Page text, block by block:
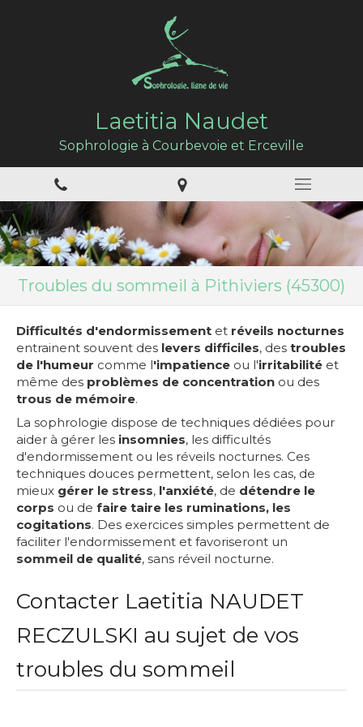
Laetitia Naudet
Sophrologie à Courbevoie et Erceville
Troubles du sommeil à Pithiviers (45300)
Difficultés d'endormissement et réveils nocturnes
entrainent souvent des levers difficiles, des troubles
de l'humeur comme l'impatience ou l'irritabilité et
même des problèmes de concentration ou des
trous de mémoire.
La sophrologie dispose de techniques dédiées pour
aider à gérer les insomnies, les difficultés
d'endormissement ou les réveils nocturnes. Ces
techniques douces permettent, selon les cas, de
mieux gérer le stress, l'anxiété, de détendre le
corps ou de faire taire les ruminations, les
cogitations. Des exercices simples permettent de
faciliter l'endormissement et favoriseront un
sommeil de qualité, sans réveil nocturne.
Contacter Laetitia NAUDET
RECZULSKI au sujet de vos
troubles du sommeil